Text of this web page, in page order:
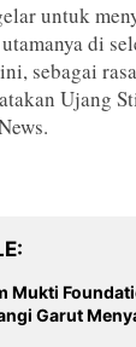
untuk
di
sebagai
Ujang
Mukti
Garut